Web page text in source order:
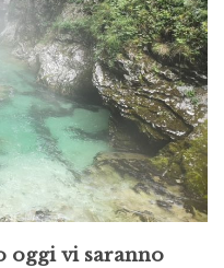
oggi vi saranno